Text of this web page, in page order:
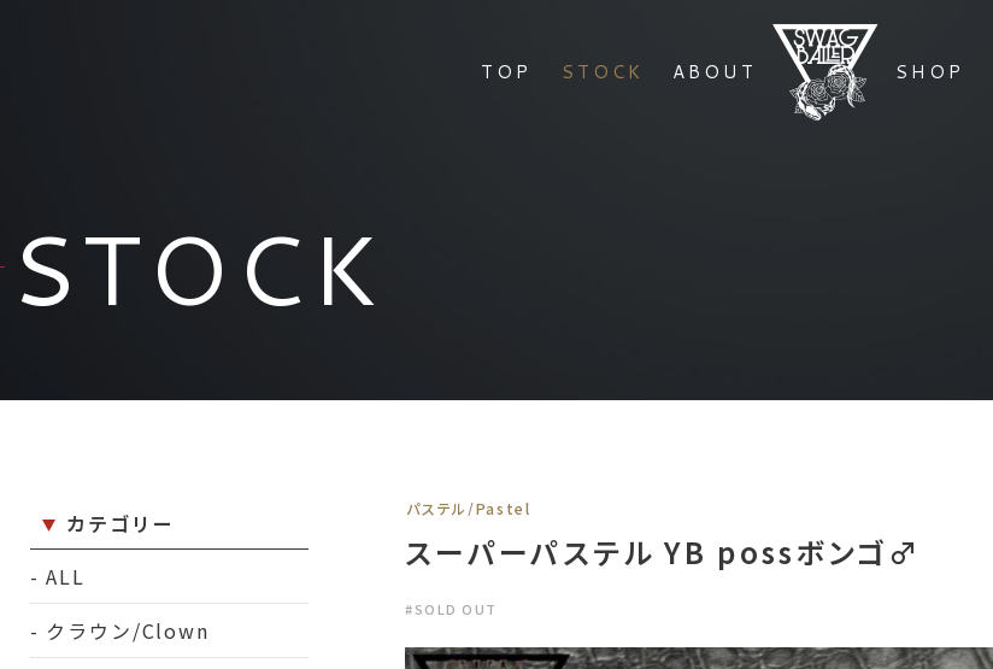
TOP STOCK ABOUT SHOP
STOCK
カテゴリー
ALL
クラウン/Clown
パステル/Pastel
スーパーパステル YB possボンゴ♂
#SOLD OUT